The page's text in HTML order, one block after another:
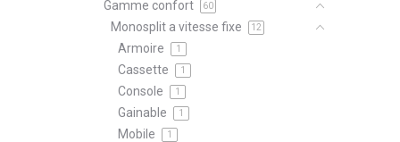
Gamme confort 60
Monosplit a vitesse fixe 12
Armoire 1
Cassette 1
Console 1
Gainable 1
Mobile 1